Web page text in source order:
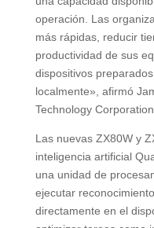
operación. Las
más rápidas, reducir
productividad de sus
dispositivos
localmente», afirmó
Technology Corporation.
Las nuevas ZX80W y
inteligencia artificial
una unidad de
ejecutar
directamente en el